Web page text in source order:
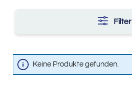
Filter
Keine Produkte gefunden.